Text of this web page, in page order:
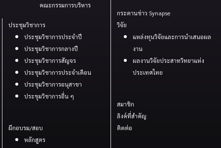
คณะกรรมการบริหาร
กระดานข่าว Synapse
ประชุมวิชาการ
ประชุมวิชาการประจำปี
ประชุมวิชาการกลางปี
ประชุมวิชาการสัญจร
ประชุมวิชาการประจำเดือน
ประชุมวิชาการอนุสาขา
ประขุมวิชาการอื่น ๆ
ผึกอบรม/สอบ
หลักสูตร
วิจัย
แหล่งทุนวิจัยและการนำเสนอผล
งาน
ผลงานวิจัยประสาทวิทยาแห่ง
ประเทศไทย
สมาชิก
ลิงค์ที่สำคัญ
ติดต่อ